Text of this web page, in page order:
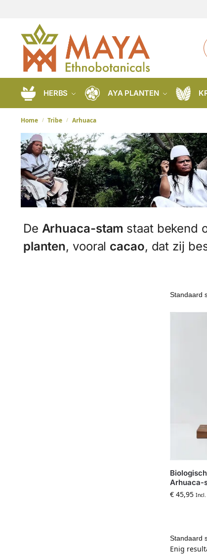
HERBS AYA PLANTEN
Home / Tribe / Arhuaca
De Arhuaca-stam staat bekend
planten, vooral cacao, dat zij
Arhuaca-
€ 45,95 Incl.
Enig